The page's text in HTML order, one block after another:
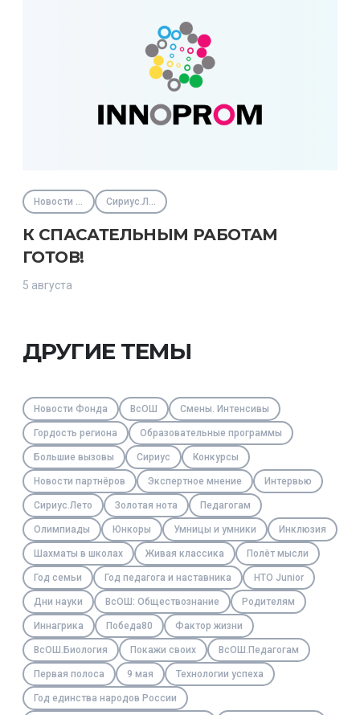
Новости Фонда Сириус.Лето
К СПАСАТЕЛЬНЫМ РАБОТАМ
ГОТОВ!
5 августа
ДРУГИЕ ТЕМЫ
Новости Фонда ВсОШ Смены. Интенсивы
Гордость региона Образовательные программы
Большие вызовы Сириус Конкурсы
Новости партнёров Экспертное мнение Интервью
Сириус.Лето Золотая нота Педагогам
Олимпиады Юнкоры Умницы и умники Инклюзия
Шахматы в школах Живая классика Полёт мысли
Год семьи Год педагога и наставника НТО Junior
Дни науки ВсОШ: Обществознание Родителям
Иннагрика Победа80 Фактор жизни
ВсОШ.Биология Покажи своих ВсОШ.Педагогам
Первая полоса 9 мая Технологии успеха
Год единства народов России